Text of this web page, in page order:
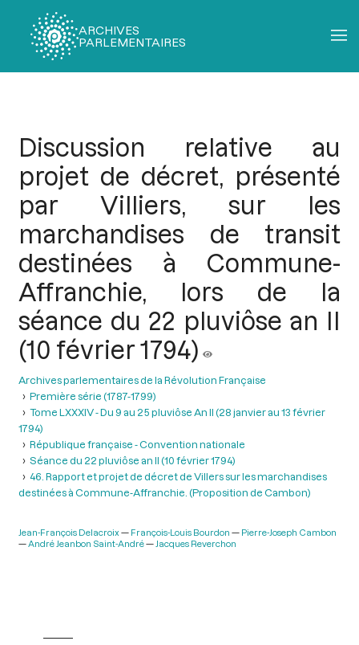
ARCHIVES
PARLEMENTAIRES
Discussion relative au
projet de décret, présenté
par Villiers, sur les
marchandises de transit
destinées à Commune-
Affranchie, lors de la
séance du 22 pluviôse an II
(10 février 1794)
Archives parlementaires de la Révolution Française
Première série (1787-1799)
Tome LXXXIV - Du 9 au 25 pluviôse An II (28 janvier au 13 février
1794)
République française - Convention nationale
Séance du 22 pluviôse an II (10 février 1794)
46. Rapport et projet de décret de Villers sur les marchandises
destinées à Commune-Affranchie. (Proposition de Cambon)
Jean-François Delacroix François-Louis Bourdon
Pierre-Joseph Cambon
André Jeanbon Saint-André
Jacques Reverchon